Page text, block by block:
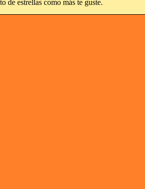
de estrellas como más te guste.